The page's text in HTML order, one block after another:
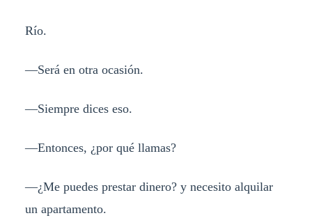
Río.
—Será en otra ocasión.
—Siempre dices eso.
—Entonces, ¿por qué llamas?
—¿Me puedes prestar dinero? y necesito alquilar
un apartamento.